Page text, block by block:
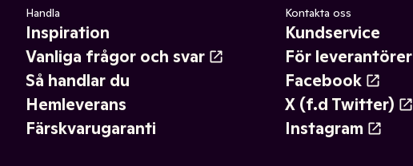
Handla
Inspiration
Vanliga frågor och svar
Så handlar du
Hemleverans
Färskvarugaranti
Kontakta oss
Kundservice
För leverantörer
Facebook
X (f.d Twitter)
Instagram